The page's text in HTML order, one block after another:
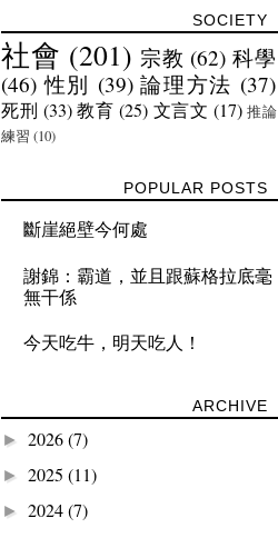
SOCIETY
社會 (201) 宗教 (62) 科學
(46) 性別 (39) 論理方法 (37)
死刑 (33) 教育 (25) 文言文 (17) 推論
練習 (10)
POPULAR POSTS
斷崖絕壁今何處
謝錦：霸道，並且跟蘇格拉底毫
無干係
今天吃牛，明天吃人！
ARCHIVE
► 2026(7)
► 2025 (11)
► 2024(7)